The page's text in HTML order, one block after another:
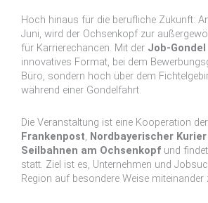
Hoch hinaus für die berufliche Zukunft:
Juni, wird der Ochsenkopf zur
für Karrierechancen. Mit der Job-Gondel
innovatives Format, bei dem
Büro, sondern hoch über dem
während einer Gondelfahrt.
Die Veranstaltung ist eine Kooperation
Frankenpost, Nordbayerischer Kurier
Seilbahnen am Ochsenkopf und
statt. Ziel ist es, Unternehmen und
Region auf besondere Weise miteinander